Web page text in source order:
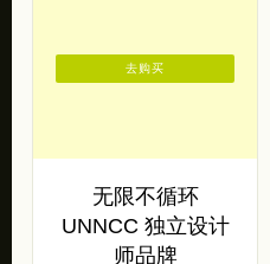
无限不循环
UNNCC 独立设计
师品牌
去购买